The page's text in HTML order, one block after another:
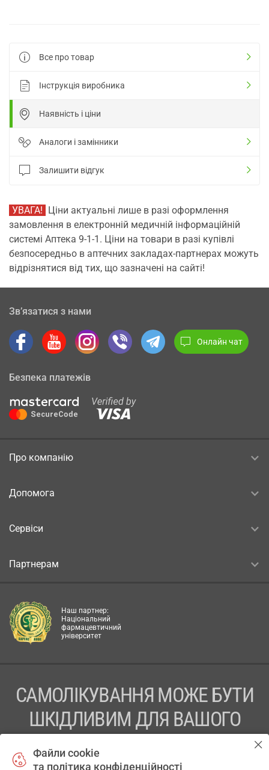
Все про товар
Інструкція виробника
Наявність і ціни
Аналоги і замінники
Залишити відгук
УВАГА! Ціни актуальні лише в разі оформлення
замовлення в електронній медичній інформаційній
системі Аптека 9-1-1. Ціни на товари в разі купівлі
безпосередньо в аптечних закладах-партнерах можуть
відрізнятися від тих, що зазначені на сайті!
Зв’язатися з нами
Онлайн чат
Безпека платежів
Про компанію
Допомога
Сервіси
Партнерам
Наш партнер:
Національний
фармацевтичний
університет
САМОЛІКУВАННЯ МОЖЕ БУТИ
ШКІДЛИВИМ ДЛЯ ВАШОГО
Файли cookie
та політика конфіденційності